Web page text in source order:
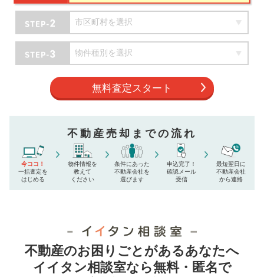
無料査定スタート
不動産売却までの流れ
今ココ！
一括査定を
はじめる
物件情報を
教えて
ください
条件にあった
不動産会社を
選びます
申込完了！
確認メール
受信
最短翌日に
不動産会社
から連絡
不動産のお困りごとがあるあなたへ
イイタン相談室なら無料・匿名で